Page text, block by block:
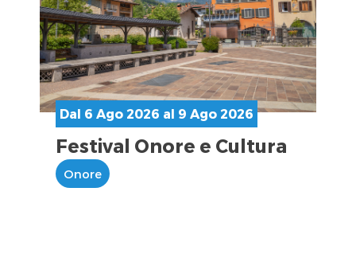
Dal 6 Ago 2026 al 9 Ago 2026
Festival Onore e Cultura
Onore